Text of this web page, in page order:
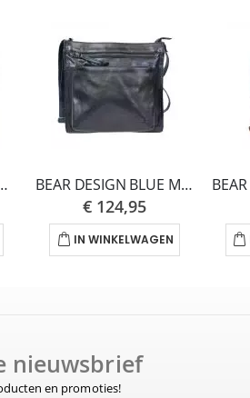
CL42427-ONE SIZE BEAR DESIGN BLUE MARISA CL45169-ONE SIZE
€ 124,95
IN WINKELWAGEN
nieuwsbrief
en promoties!